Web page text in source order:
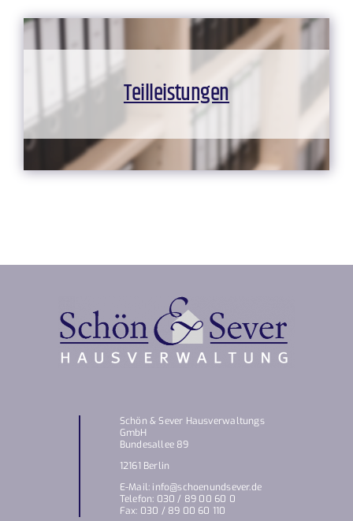
Teilleistungen
Schön & Sever Hausverwaltungs
GmbH
Bundesallee 89
12161 Berlin
E-Mail: info@schoenundsever.de
Telefon: 030 / 89 00 60 0
Fax: 030 / 89 00 60 110